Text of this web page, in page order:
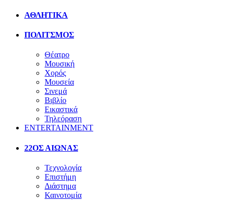
ΑΘΛΗΤΙΚΑ
ΠΟΛΙΤΣΜΟΣ
Θέατρο
Μουσική
Χορός
Μουσεία
Σινεμά
Βιβλίο
Εικαστικά
Τηλεόραση
ENTERTAINMENT
22ΟΣ ΑΙΩΝΑΣ
Τεχνολογία
Επιστήμη
Διάστημα
Καινοτομία